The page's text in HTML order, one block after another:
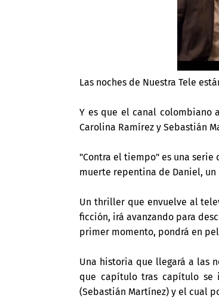
Las noches de Nuestra Tele
Y es que el canal colombiano
Carolina Ramírez y Sebastián
"Contra el tiempo" es una
muerte repentina de Daniel,
Un thriller que envuelve al
ficción, irá avanzando para
primer momento, pondrá en
Una historia que llegará a las
que capítulo tras capítulo se
(Sebastián Martínez) y el cual